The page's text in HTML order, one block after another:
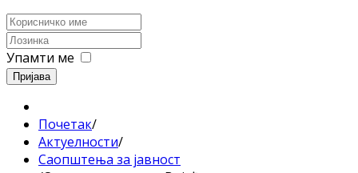
Упамти ме
Пријава
Почетак/
Актуелности/
Саопштења за јавност